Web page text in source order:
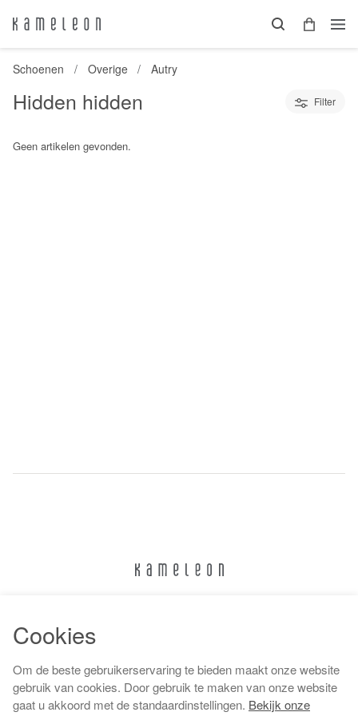
Schoenen Overige Autry
Hidden hidden Filter
Geen artikelen gevonden.
Algemene voorwaarden
Cookies
Om de beste gebruikerservaring te bieden maakt onze website
gebruik van cookies. Door gebruik te maken van onze website
gaat u akkoord met de standaardinstellingen. Bekijk onze